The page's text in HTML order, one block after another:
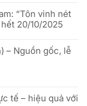
“Tôn vinh nét
20/10/2025
– Nguồn gốc, lễ
tế – hiệu quả với